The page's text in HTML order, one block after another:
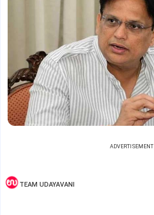
ADVERTISEMENT
TEAM UDAYAVANI